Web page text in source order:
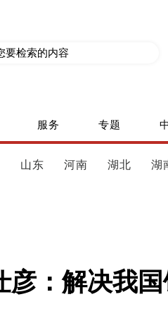
服务 专题
山东 河南 湖北 湖
：解决我